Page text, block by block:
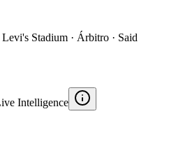
Stadium · Árbitro · Said
Intelligence